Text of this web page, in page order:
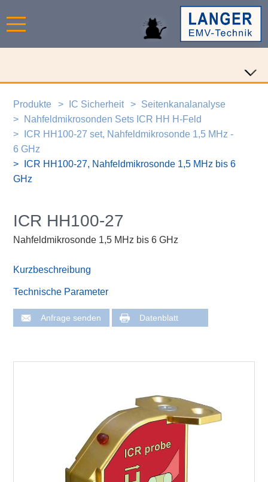
Produkte IC Sicherheit
Seitenkanalanalyse
Nahfeldmikrosonden Sets ICR HH H-Feld
ICR HH100-27 set, Nahfeldmikrosonde 1,5 MHz -
6 GHz
ICR HH100-27, Nahfeldmikrosonde 1,5 MHz bis 6
GHz
ICR HH100-27
Nahfeldmikrosonde 1,5 MHz bis 6 GHz
Kurzbeschreibung
Technische Parameter
Anfrage senden Datenblatt